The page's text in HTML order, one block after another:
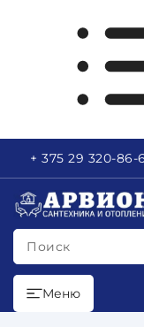
+ 375 29 320-86-
Поиск
Меню